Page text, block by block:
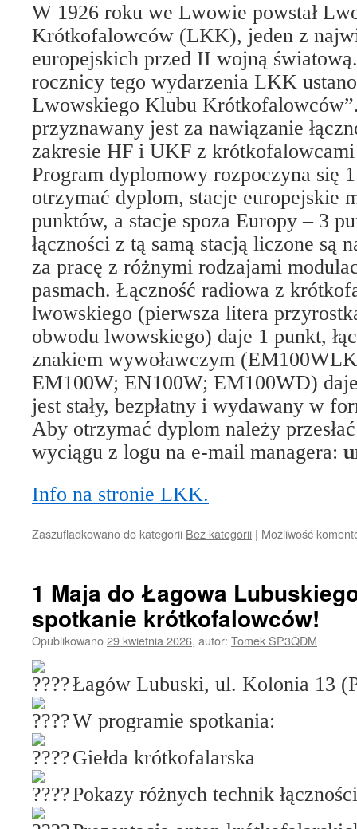
W 1926 roku we Lwowie powstał
Krótkofalowców (LKK), jeden z
europejskich przed II wojną
rocznicy tego wydarzenia LKK
Lwowskiego Klubu
przyznawany jest za nawiązanie
zakresie HF i UKF z
Program dyplomowy rozpoczyna się
otrzymać dyplom, stacje europejskie
punktów, a stacje spoza Europy – 3
łączności z tą samą stacją liczone są
za pracę z różnymi rodzajami
pasmach. Łączność radiowa z
lwowskiego (pierwsza litera
obwodu lwowskiego) daje 1 punkt,
znakiem wywoławczym
EM100W; EN100W; EM100WD)
jest stały, bezpłatny i wydawany w
Aby otrzymać dyplom należy
wyciągu z logu na e-mail managera:
Info na stronie LKK.
Zaszufladkowano do kategorii Bez kategorii | Możliwość
1 Maja do Łagowa
spotkanie krótkofalowców!
Opublikowano29 kwietnia 2026, autor: Tomek SP3QDM
Łagów Lubuski, ul. Kolonia 13
W programie spotkania:
Giełda krótkofalarska
Pokazy różnych technik